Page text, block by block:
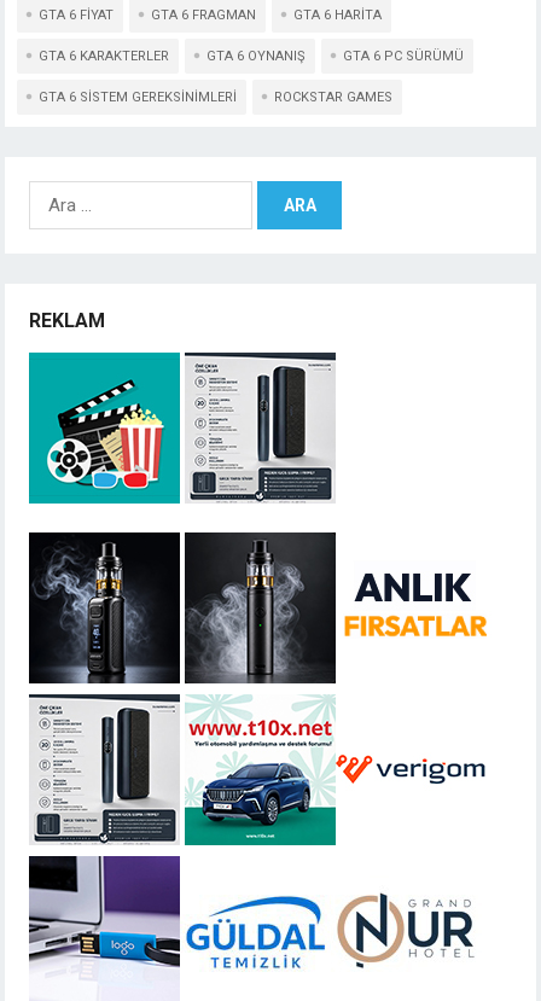
GTA 6 FIYAT GTA 6 FRAGMAN GTA 6 HARITA
GTA 6 KARAKTERLER GTA 6 OYNANIŞ GTA 6 PC SÜRÜMÜ
GTA 6 SISTEM GEREKSINIMLERI ROCKSTAR GAMES
Arama:
REKLAM